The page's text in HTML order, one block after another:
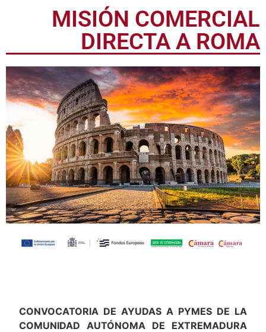
MISIÓN COMERCIAL
DIRECTA A ROMA
CONVOCATORIA DE AYUDAS A PYMES DE LA
COMUNIDAD AUTÓNOMA DE EXTREMADURA